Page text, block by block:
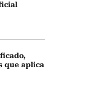
que aplica